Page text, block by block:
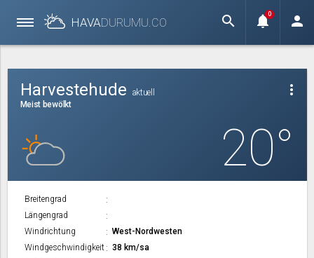
HAVADURUMU.CO search notifications
0 person
more_vert
Harvestehude
aktuell
Meist bewölkt
20°
Breitengrad
Längengrad
Windrichtung
West-Nordwesten
Windgeschwindigkeit
38 km/sa